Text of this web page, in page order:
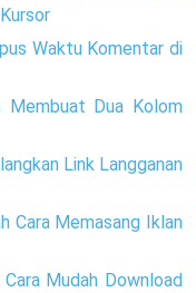
Waktu Komentar di
Membuat Dua Kolom
Link Langganan
Cara Memasang Iklan
Mudah Download